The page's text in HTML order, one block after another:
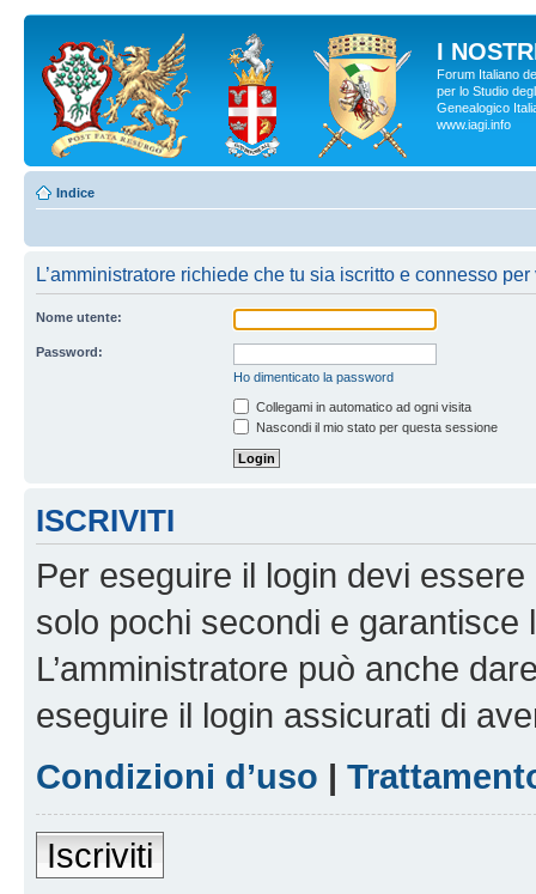
I
Forum Italiano
per lo Studio
Genealogico
www.iagi.info
Indice
L’amministratore richiede che tu sia iscritto e connesso
Nome utente:
Password:
Ho dimenticato la password
Collegami in automatico ad ogni visita
Nascondi il mio stato per questa sessione
ISCRIVITI
Per eseguire il login devi
solo pochi secondi e garantisce
L’amministratore può anche
eseguire il login assicurati di
Condizioni d’uso |
Iscriviti